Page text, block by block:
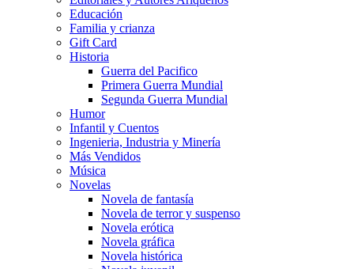
Educación
Familia y crianza
Gift Card
Historia
Guerra del Pacifico
Primera Guerra Mundial
Segunda Guerra Mundial
Humor
Infantil y Cuentos
Ingenieria, Industria y Minería
Más Vendidos
Música
Novelas
Novela de fantasía
Novela de terror y suspenso
Novela erótica
Novela gráfica
Novela histórica